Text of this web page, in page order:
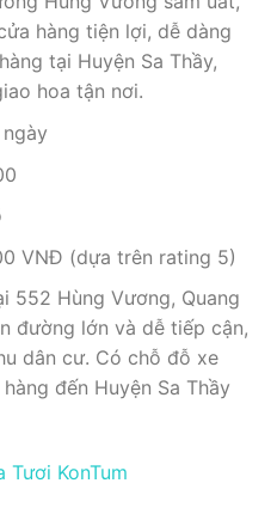
hàng tiện lợi, dễ dàng
tại Huyện Sa Thầy,
hoa tận nơi.
VNĐ (dựa trên rating 5)
552 Hùng Vương, Quang
đường lớn và dễ tiếp cận,
dân cư. Có chỗ đỗ xe
đến Huyện Sa Thầy
Tươi KonTum